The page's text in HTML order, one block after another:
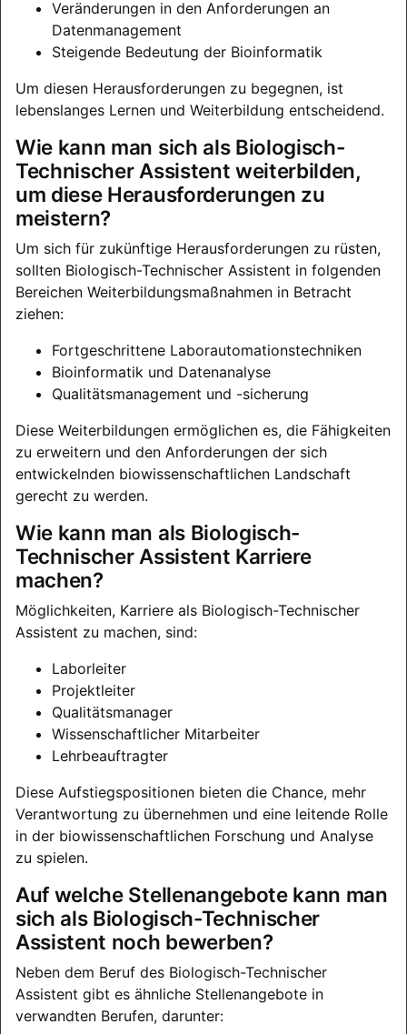
Veränderungen in den Anforderungen an
Datenmanagement
Steigende Bedeutung der Bioinformatik
Um diesen Herausforderungen zu begegnen, ist
lebenslanges Lernen und Weiterbildung entscheidend.
Wie kann man sich als Biologisch-
Technischer Assistent weiterbilden,
um diese Herausforderungen zu
meistern?
Um sich für zukünftige Herausforderungen zu rüsten,
sollten Biologisch-Technischer Assistent in folgenden
Bereichen Weiterbildungsmaßnahmen in Betracht
ziehen:
Fortgeschrittene Laborautomationstechniken
Bioinformatik und Datenanalyse
Qualitätsmanagement und -sicherung
Diese Weiterbildungen ermöglichen es, die Fähigkeiten
zu erweitern und den Anforderungen der sich
entwickelnden biowissenschaftlichen Landschaft
gerecht zu werden.
Wie kann man als Biologisch-
Technischer Assistent Karriere
machen?
Möglichkeiten, Karriere als Biologisch-Technischer
Assistent zu machen, sind:
Laborleiter
Projektleiter
Qualitätsmanager
Wissenschaftlicher Mitarbeiter
Lehrbeauftragter
Diese Aufstiegspositionen bieten die Chance, mehr
Verantwortung zu übernehmen und eine leitende Rolle
in der biowissenschaftlichen Forschung und Analyse
zu spielen.
Auf welche Stellenangebote kann man
sich als Biologisch-Technischer
Assistent noch bewerben?
Neben dem Beruf des Biologisch-Technischer
Assistent gibt es ähnliche Stellenangebote in
verwandten Berufen, darunter: